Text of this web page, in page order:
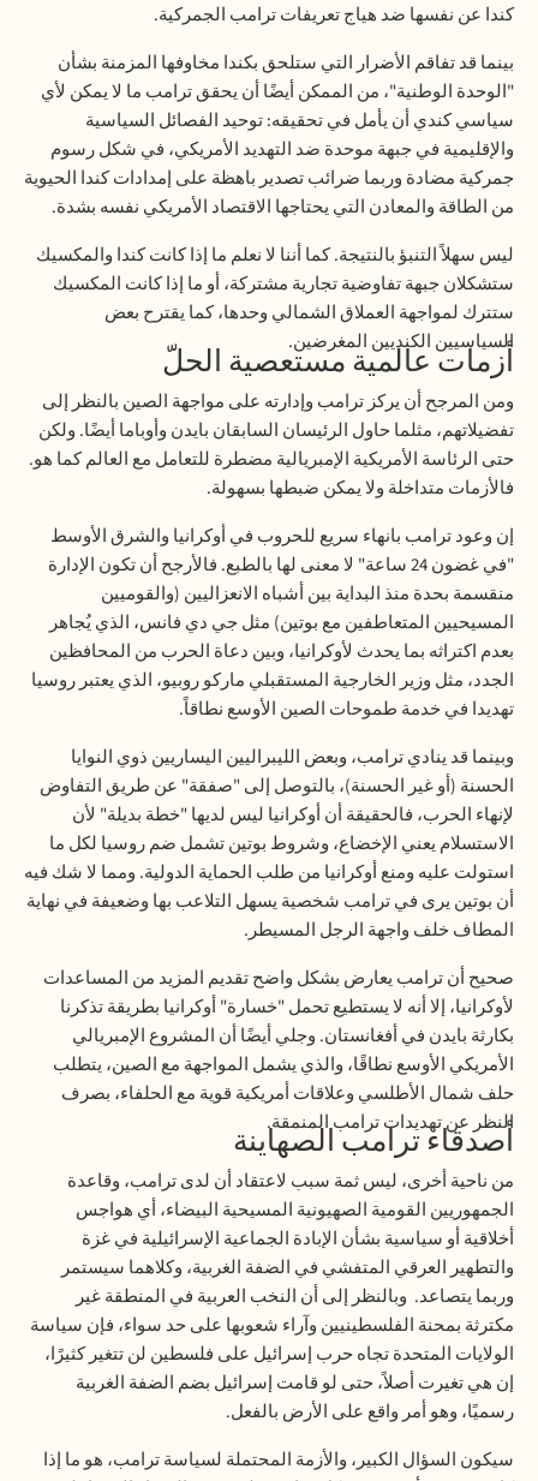
كندا عن نفسها ضد هياج تعريفات ترامب الجمركية.
بينما قد تفاقم الأضرار التي ستلحق بكندا مخاوفها المزمنة بشأن
"الوحدة الوطنية"، من الممكن أيضًا أن يحقق ترامب ما لا يمكن لأي
سياسي كندي أن يأمل في تحقيقه: توحيد الفصائل السياسية
والإقليمية في جبهة موحدة ضد التهديد الأمريكي، في شكل رسوم
جمركية مضادة وربما ضرائب تصدير باهظة على إمدادات كندا الحيوية
من الطاقة والمعادن التي يحتاجها الاقتصاد الأمريكي نفسه بشدة.
ليس سهلاً التنبؤ بالنتيجة. كما أننا لا نعلم ما إذا كانت كندا والمكسيك
ستشكلان جبهة تفاوضية تجارية مشتركة، أو ما إذا كانت المكسيك
ستترك لمواجهة العملاق الشمالي وحدها، كما يقترح بعض
السياسيين الكنديين المغرضين.
أزمات عالمية مستعصية الحلّ
ومن المرجح أن يركز ترامب وإدارته على مواجهة الصين بالنظر إلى
تفضيلاتهم، مثلما حاول الرئيسان السابقان بايدن وأوباما أيضًا. ولكن
حتى الرئاسة الأمريكية الإمبريالية مضطرة للتعامل مع العالم كما هو.
فالأزمات متداخلة ولا يمكن ضبطها بسهولة.
إن وعود ترامب بانهاء سريع للحروب في أوكرانيا والشرق الأوسط
"في غضون 24 ساعة" لا معنى لها بالطبع. فالأرجح أن تكون الإدارة
منقسمة بحدة منذ البداية بين أشباه الانعزاليين (والقوميين
المسيحيين المتعاطفين مع بوتين) مثل جي دي فانس، الذي يُجاهر
بعدم اكتراثه بما يحدث لأوكرانيا، وبين دعاة الحرب من المحافظين
الجدد، مثل وزير الخارجية المستقبلي ماركو روبيو، الذي يعتبر روسيا
تهديدا في خدمة طموحات الصين الأوسع نطاقاً.
وبينما قد ينادي ترامب، وبعض الليبراليين اليساريين ذوي النوايا
الحسنة (أو غير الحسنة)، بالتوصل إلى "صفقة" عن طريق التفاوض
لإنهاء الحرب، فالحقيقة أن أوكرانيا ليس لديها "خطة بديلة" لأن
الاستسلام يعني الإخضاع، وشروط بوتين تشمل ضم روسيا لكل ما
استولت عليه ومنع أوكرانيا من طلب الحماية الدولية. ومما لا شك فيه
أن بوتين يرى في ترامب شخصية يسهل التلاعب بها وضعيفة في نهاية
المطاف خلف واجهة الرجل المسيطر .
صحيح أن ترامب يعارض بشكل واضح تقديم المزيد من المساعدات
لأوكرانيا، إلا أنه لا يستطيع تحمل "خسارة" أوكرانيا بطريقة تذكرنا
بكارثة بايدن في أفغانستان. وجلي أيضًا أن المشروع الإمبريالي
الأمريكي الأوسع نطاقًا، والذي يشمل المواجهة مع الصين، يتطلب
حلف شمال الأطلسي وعلاقات أمريكية قوية مع الحلفاء، بصرف
النظر عن تهديدات ترامب المنمقة.
أصدقاء ترامب الصهاينة
من ناحية أخرى، ليس ثمة سبب لاعتقاد أن لدى ترامب، وقاعدة
الجمهوريين القومية الصهيونية المسيحية البيضاء، أي هواجس
أخلاقية أو سياسية بشأن الإبادة الجماعية الإسرائيلية في غزة
والتطهير العرقي المتفشي في الضفة الغربية، وكلاهما سيستمر
وربما يتصاعد. وبالنظر إلى أن النخب العربية في المنطقة غير
مكترثة بمحنة الفلسطينيين وآراء شعوبها على حد سواء، فإن سياسة
الولايات المتحدة تجاه حرب إسرائيل على فلسطين لن تتغير كثيرًا،
إن هي تغيرت أصلاً، حتى لو قامت إسرائيل بضم الضفة الغربية
رسميًا، وهو أمر واقع على الأرض بالفعل.
سيكون السؤال الكبير، والأزمة المحتملة لسياسة ترامب، هو ما إذا